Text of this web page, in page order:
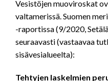
Vesistöjen muoviroskat
valtamerissä. Suomen
-raportissa (9/2020,
seuraavasti (vastaavaa
sisävesialueelta):
Tehtyjen laskelmien